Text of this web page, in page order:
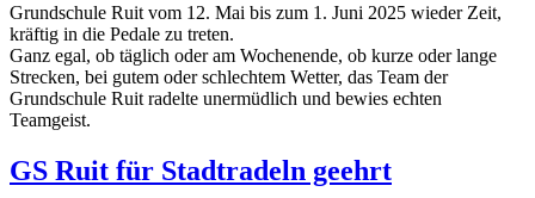
Grundschule Ruit vom 12. Mai bis zum 1. Juni 2025 wieder Zeit,
kräftig in die Pedale zu treten.
Ganz egal, ob täglich oder am Wochenende, ob kurze oder lange
Strecken, bei gutem oder schlechtem Wetter, das Team der
Grundschule Ruit radelte unermüdlich und bewies echten
Teamgeist.
GS Ruit für Stadtradeln geehrt